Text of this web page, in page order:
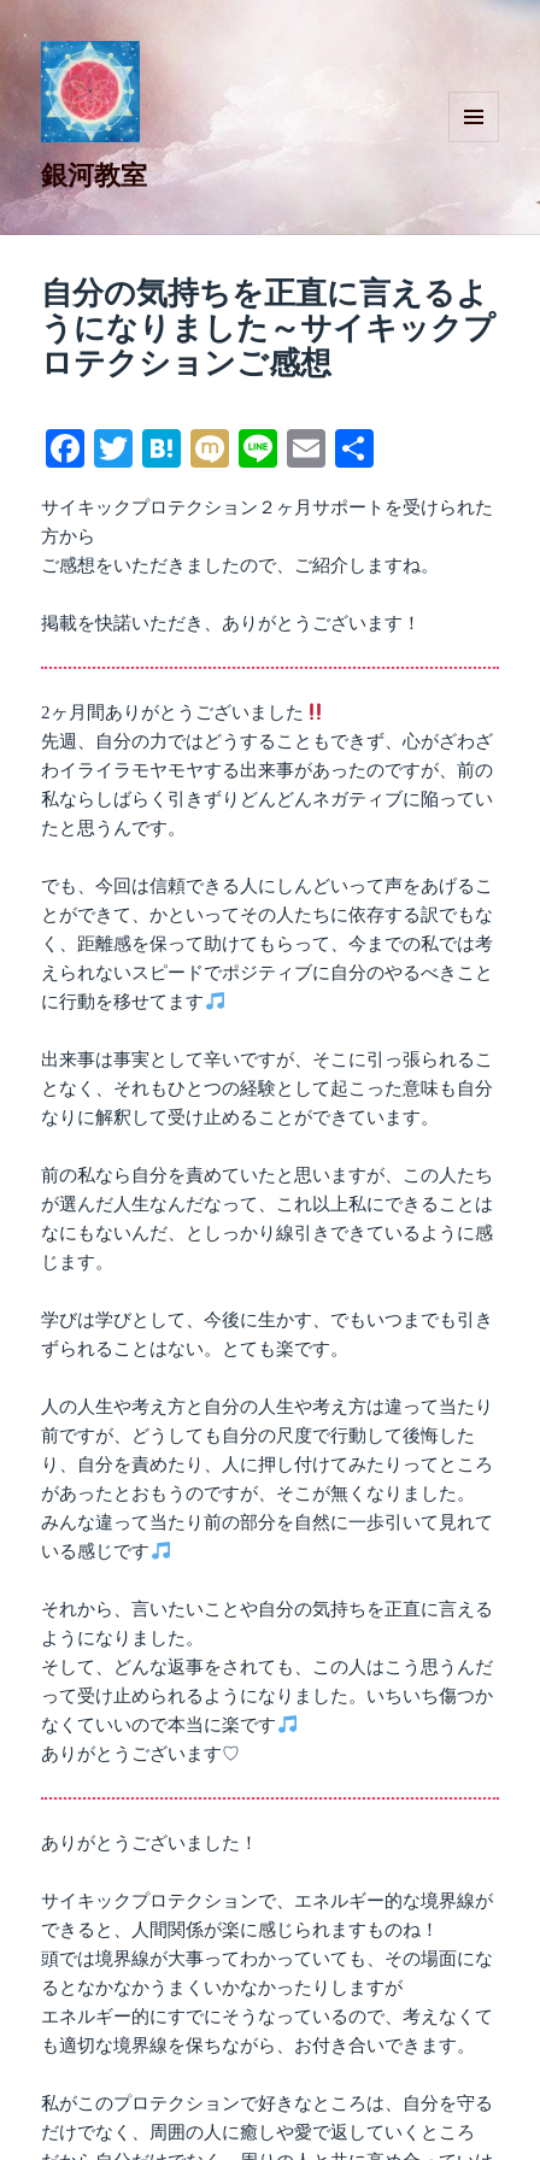
銀河教室
自分の気持ちを正直に言えるよ
うになりました～サイキックプ
ロテクションご感想
Fa
bo
ok
T
wi
tte
r
H
en
a
M
i
Li
ne
E
m
ail
有
サイキックプロテクション２ヶ月サポートを受けられた
方から
ご感想をいただきましたので、ご紹介しますね。
掲載を快諾いただき、ありがとうございます！
2ヶ月間ありがとうございました
先週、自分の力ではどうすることもできず、心がざわざ
わイライラモヤモヤする出来事があったのですが、前の
私ならしばらく引きずりどんどんネガティブに陥ってい
たと思うんです。
でも、今回は信頼できる人にしんどいって声をあげるこ
とができて、かといってその人たちに依存する訳でもな
く、距離感を保って助けてもらって、今までの私では考
えられないスピードでポジティブに自分のやるべきこと
に行動を移せてます
出来事は事実として辛いですが、そこに引っ張られるこ
となく、それもひとつの経験として起こった意味も自分
なりに解釈して受け止めることができています。
前の私なら自分を責めていたと思いますが、この人たち
が選んだ人生なんだなって、これ以上私にできることは
なにもないんだ、としっかり線引きできているように感
じます。
学びは学びとして、今後に生かす、でもいつまでも引き
ずられることはない。とても楽です。
人の人生や考え方と自分の人生や考え方は違って当たり
前ですが、どうしても自分の尺度で行動して後悔した
り、自分を責めたり、人に押し付けてみたりってところ
があったとおもうのですが、そこが無くなりました。
みんな違って当たり前の部分を自然に一歩引いて見れて
いる感じです
それから、言いたいことや自分の気持ちを正直に言える
ようになりました。
そして、どんな返事をされても、この人はこう思うんだ
って受け止められるようになりました。いちいち傷つか
なくていいので本当に楽です
ありがとうございます♡
ありがとうございました！
サイキックプロテクションで、エネルギー的な境界線が
できると、人間関係が楽に感じられますものね！
頭では境界線が大事ってわかっていても、その場面にな
るとなかなかうまくいかなかったりしますが
エネルギー的にすでにそうなっているので、考えなくて
も適切な境界線を保ちながら、お付き合いできます。
私がこのプロテクションで好きなところは、自分を守る
だけでなく、周囲の人に癒しや愛で返していくところ